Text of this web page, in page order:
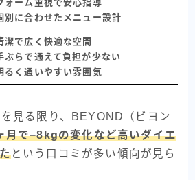
ォーム重視で安心指導
別に合わせたメニュー設計
潔で広く快適な空間
ぶらで通えて負担が少ない
るく通いやすい雰囲気
見る限り、BEYOND（ビヨン
月で−8kgの変化など高いダイエ
という口コミが多い傾向が見ら